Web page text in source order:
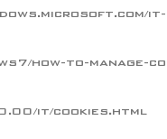
how-to-manage-
it/cookies.html